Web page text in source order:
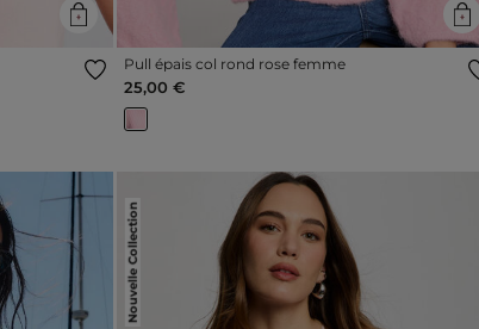
Pull épais col rond rose femme
25,00 €
Nouvelle Collection